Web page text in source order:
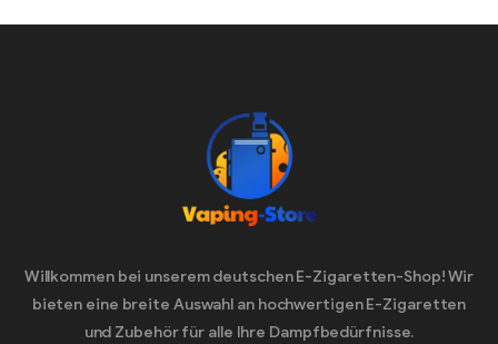
Willkommen bei unserem deutschen E-Zigaretten-Shop! Wir
bieten eine breite Auswahl an hochwertigen E-Zigaretten
und Zubehör für alle Ihre Dampfbedürfnisse.